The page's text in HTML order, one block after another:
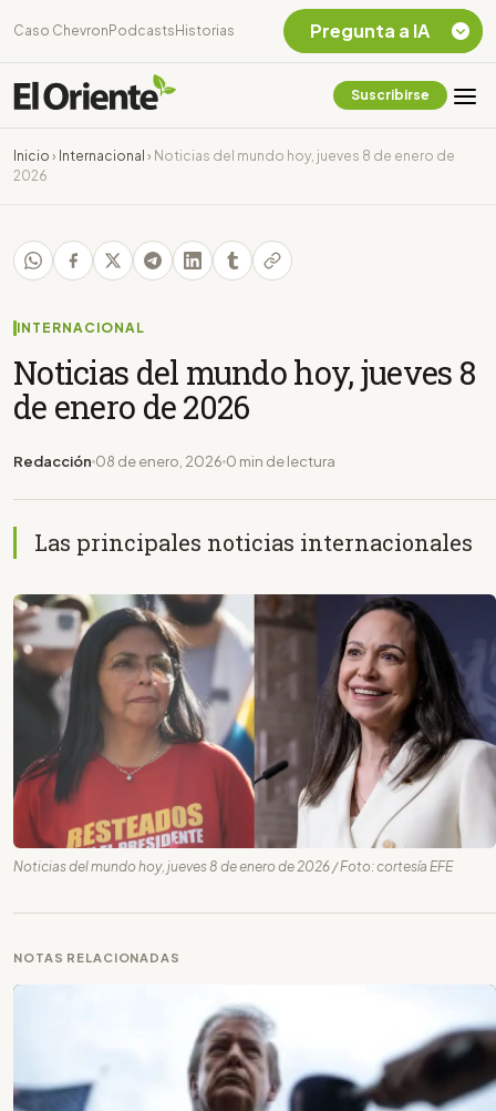
Caso Chevron Podcasts Historias
Suscribirse
Inicio › Internacional › Noticias del mundo hoy, jueves 8 de enero de
2026
INTERNACIONAL
Noticias del mundo hoy, jueves 8
de enero de 2026
Redacción 08 de enero, 2026 0 min de lectura
Las principales noticias internacionales
Noticias del mundo hoy, jueves 8 de enero de 2026 / Foto: cortesía EFE
NOTAS RELACIONADAS
Pregunta a IA
Chevron Ecuador